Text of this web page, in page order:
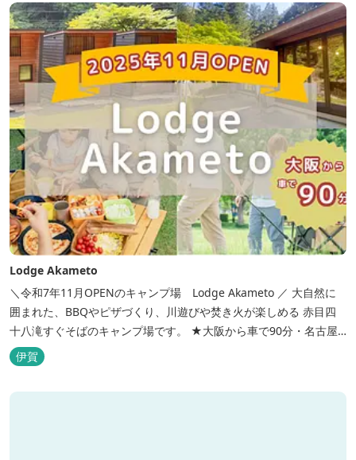
Lodge Akameto
＼令和7年11月OPENのキャンプ場 Lodge Akameto ／ 大自然に
囲まれた、BBQやピザづくり、川遊びや焚き火が楽しめる 赤目四
十八滝すぐそばのキャンプ場です。 ★大阪から車で90分・名古屋
から120分の好アクセス！ ★専用テラス付きバンガローでは、BBQ
をしながら子どもが川遊びをしているのが見れる！ ★Wi-Fiがつな
がります！ ★日帰りBBQや大人数での研修も...
伊賀